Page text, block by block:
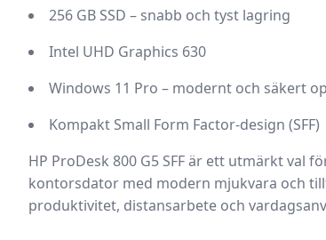
256 GB SSD – snabb och tyst lagring
Intel UHD Graphics 630
Windows 11 Pro – modernt och säkert
Kompakt Small Form Factor-design (SFF)
HP ProDesk 800 G5 SFF är ett utmärkt val
kontorsdator med modern mjukvara och
produktivitet, distansarbete och